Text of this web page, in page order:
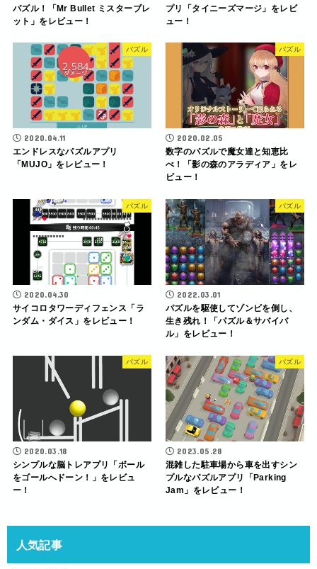
パズル！「Mr Bullet ミスターブレ
ット」をレビュー！
プリ「タイニーズマージ」をレビ
ュー！
パズル
2020.04.11
エンドレスなパズルアプリ
「MUJO」をレビュー！
パズル
2020.02.05
数字のパズルで魔女達と知恵比
べ！「影の森のアラディア」をレ
ビュー！
パズル
2020.04.30
サイコロタワーディフェンス「ラ
ンダム・ダイス」をレビュー！
パズル
2022.03.01
パズルを駆使してゾンビを倒し、
生き残れ！「パズル＆サバイバ
ル」をレビュー！
パズル
2020.03.18
シンプルな脳トレアプリ「ボール
をゴールへドーン！」をレビュ
ー！
パズル
2023.05.28
混雑した駐車場から車を出すシン
プルなパズルアプリ「Parking
Jam」をレビュー！
人気記事